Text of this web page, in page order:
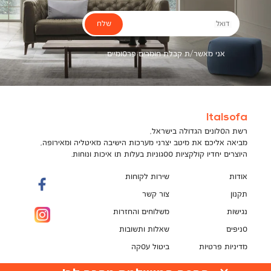
דואל
אני מאשר/ת קבלת חומרים פרסומיים
שלח
Italsofa
רשת הסלונים הגדולה בישראל,
מביאה אליכם את מיטב יצרני מערכות הישיבה מאיטליה ומאירופה,
היוצרים יחדיו קולקציות ססגוניות בעלות תו איכות ונוחות.
אודות
תקנון
נגישות
סניפים
מדיניות פרטיות
שירות לקוחות
צור קשר
משלוחים והחזרות
שאלות ותשובות
ביטול עסקה
תקנון מועדון לקוחות